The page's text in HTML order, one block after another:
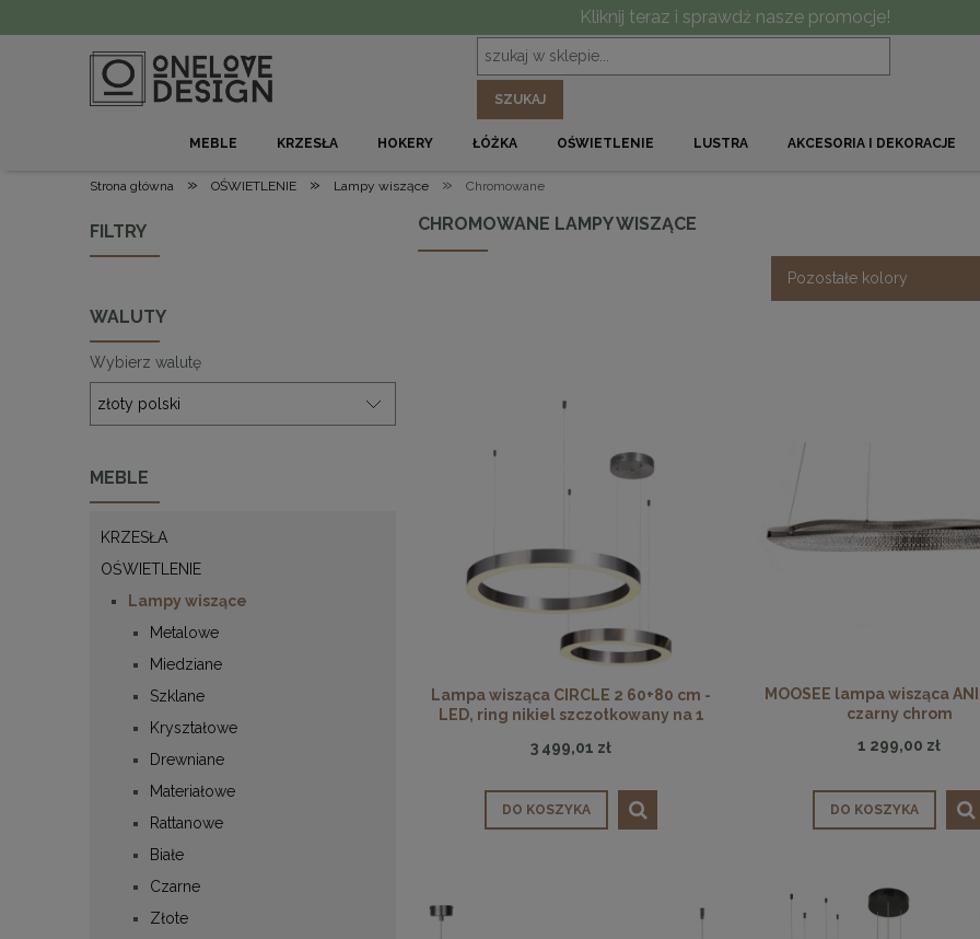
Kliknij teraz i sprawdź nasze promocje!
SZUKAJ
MEBLE KRZESŁA HOKERY ŁÓŻKA OŚWIETLENIE LUSTRA AKCESORIA I DEKORACJE
Strona główna » OŚWIETLENIE » Lampy wiszące » Chromowane
FILTRY
WALUTY
Wybierz walutę
MEBLE
KRZESŁA
OŚWIETLENIE
Lampy wiszące
Metalowe
Miedziane
Szklane
Kryształowe
Drewniane
Materiałowe
Rattanowe
Białe
Czarne
Złote
CHROMOWANE LAMPY WISZĄCE
Pozostałe kolory
Lampa wisząca CIRCLE 2 60+80 cm -
LED, ring nikiel szczotkowany na 1
3 499,01 zł
DO KOSZYKA
MOOSEE lampa wisząca
czarny chrom
1 299,00 zł
DO KOSZYKA